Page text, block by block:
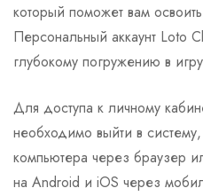
который поможет вам
Персональный аккаунт Loto
глубокому погружению в
Для доступа к личному
необходимо выйти в
компьютера через браузер
на Android и iOS через